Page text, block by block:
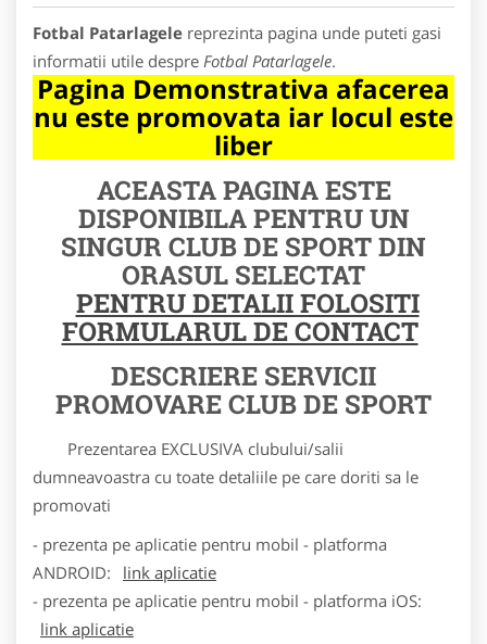
Fotbal Patarlagele reprezinta pagina unde puteti gasi
informatii utile despre Fotbal Patarlagele.
Pagina Demonstrativa afacerea
nu este promovata iar locul este
liber
ACEASTA PAGINA ESTE
DISPONIBILA PENTRU UN
SINGUR CLUB DE SPORT DIN
ORASUL SELECTAT
PENTRU DETALII FOLOSITI
FORMULARUL DE CONTACT
DESCRIERE SERVICII
PROMOVARE CLUB DE SPORT
Prezentarea EXCLUSIVA clubului/salii
dumneavoastra cu toate detaliile pe care doriti sa le
promovati
- prezenta pe aplicatie pentru mobil - platforma
ANDROID:
link aplicatie
- prezenta pe aplicatie pentru mobil - platforma iOS:
link aplicatie